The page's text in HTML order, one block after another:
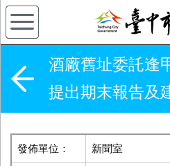
酒廠舊址委託逢
提出期末報告及
發佈單位： 新聞室